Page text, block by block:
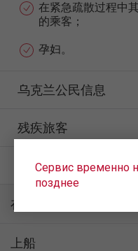
在紧急疏散过程中
的乘客；
孕妇。
乌克兰公民信息
残疾旅客
提交海关申报
在机场
上船
Сервис временно
позднее